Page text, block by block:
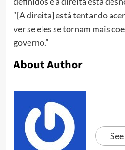
“[A direita] está tentando
ver se eles se tornam mais
governo.”
About Author